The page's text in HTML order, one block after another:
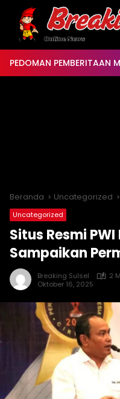
Langsung
konten
PEDOMAN PEMBERITAAN
Beranda Uncategorized
Uncategorized
Situs Resmi
Sampaikan
Breaking Sulsel
2
Oktober 16, 2025